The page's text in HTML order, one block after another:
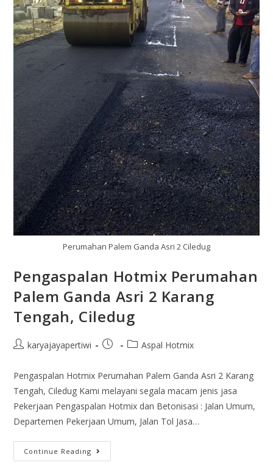
Perumahan Palem Ganda Asri 2 Ciledug
Pengaspalan Hotmix Perumahan
Palem Ganda Asri 2 Karang
Tengah, Ciledug
karyajayapertiwi Aspal Hotmix
Pengaspalan Hotmix Perumahan Palem Ganda Asri 2 Karang
Tengah, Ciledug Kami melayani segala macam jenis jasa
Pekerjaan Pengaspalan Hotmix dan Betonisasi : Jalan Umum,
Departemen Pekerjaan Umum, Jalan Tol Jasa…
Continue Reading